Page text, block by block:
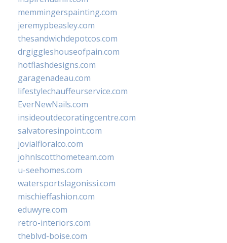
memmingerspainting.com
jeremypbeasley.com
thesandwichdepotcos.com
drgiggleshouseofpain.com
hotflashdesigns.com
garagenadeau.com
lifestylechauffeurservice.com
EverNewNails.com
insideoutdecoratingcentre.com
salvatoresinpoint.com
jovialfloralco.com
johnlscotthometeam.com
u-seehomes.com
watersportslagonissi.com
mischieffashion.com
eduwyre.com
retro-interiors.com
theblvd-boise.com